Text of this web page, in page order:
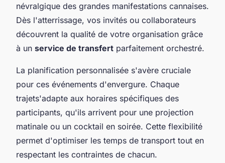
névralgique des grandes manifestations cannaises.
Dès l'atterrissage, vos invités ou collaborateurs
découvrent la qualité de votre organisation grâce
à un service de transfert parfaitement orchestré.
La planification personnalisée s'avère cruciale
pour ces événements d'envergure. Chaque
trajets'adapte aux horaires spécifiques des
participants, qu'ils arrivent pour une projection
matinale ou un cocktail en soirée. Cette flexibilité
permet d'optimiser les temps de transport tout en
respectant les contraintes de chacun.